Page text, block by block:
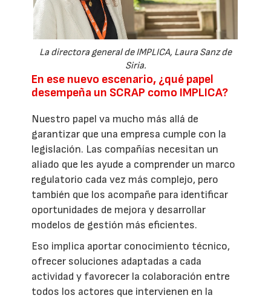
La directora general de IMPLICA, Laura Sanz de
Siria.
En ese nuevo escenario, ¿qué papel
desempeña un SCRAP como IMPLICA?
Nuestro papel va mucho más allá de
garantizar que una empresa cumple con la
legislación. Las compañías necesitan un
aliado que les ayude a comprender un marco
regulatorio cada vez más complejo, pero
también que los acompañe para identificar
oportunidades de mejora y desarrollar
modelos de gestión más eficientes.
Eso implica aportar conocimiento técnico,
ofrecer soluciones adaptadas a cada
actividad y favorecer la colaboración entre
todos los actores que intervienen en la